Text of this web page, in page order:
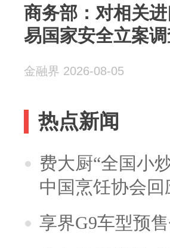
商务部：对相关
易国家安全立案
金融界 2026-08-05
热点新闻
费大厨“全国小
中国烹饪协会回
享界G9车型预